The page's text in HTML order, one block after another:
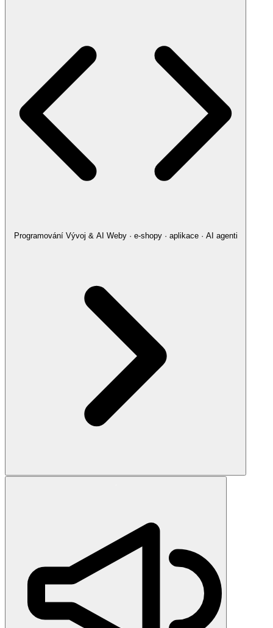
Programování Vývoj & AI Weby · e-shopy · aplikace · AI agenti